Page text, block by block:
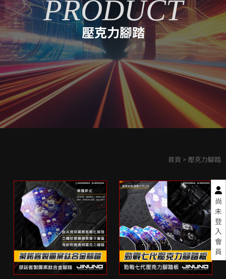
尚
未
登
入
會
員
壓克力腳踏
首頁 > 壓克力腳踏